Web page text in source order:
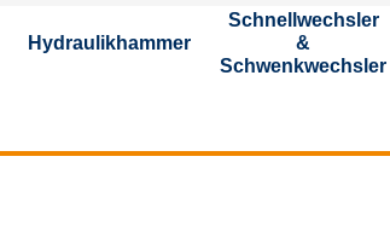
Hydraulikhammer
Schnellwechsler
&
Schwenkwechsler